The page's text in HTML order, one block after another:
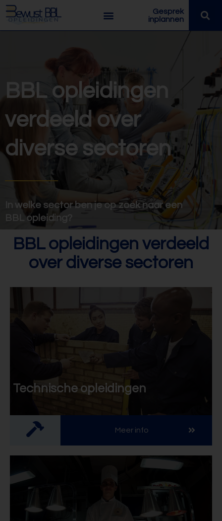
Gesprek
inplannen
BBL opleidingen
verdeeld over
diverse sectoren
In welke sector ben je op zoek naar een
BBL opleiding?
BBL opleidingen verdeeld
over diverse sectoren
Technische opleidingen
Meer info